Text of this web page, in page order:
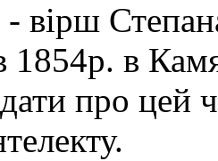
вірш
1854р. в
про цей